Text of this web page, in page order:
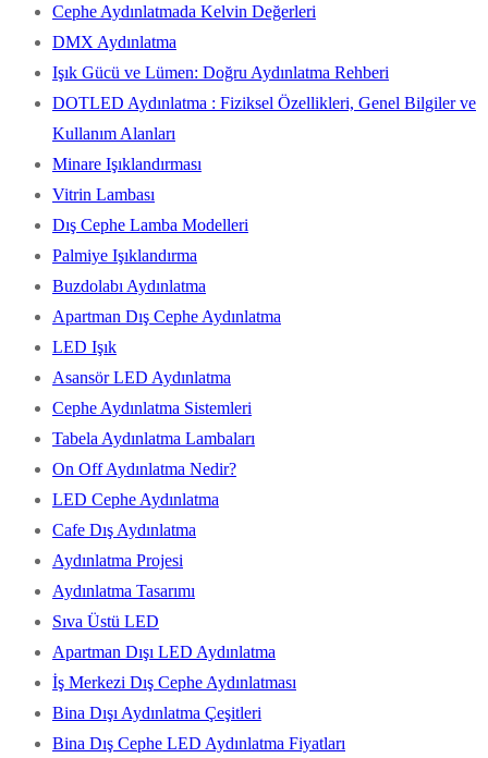
Cephe Aydınlatmada Kelvin Değerleri
DMX Aydınlatma
Işık Gücü ve Lümen: Doğru Aydınlatma Rehberi
DOTLED Aydınlatma : Fiziksel Özellikleri, Genel Bilgiler ve
Kullanım Alanları
Minare Işıklandırması
Vitrin Lambası
Dış Cephe Lamba Modelleri
Palmiye Işıklandırma
Buzdolabı Aydınlatma
Apartman Dış Cephe Aydınlatma
LED Işık
Asansör LED Aydınlatma
Cephe Aydınlatma Sistemleri
Tabela Aydınlatma Lambaları
On Off Aydınlatma Nedir?
LED Cephe Aydınlatma
Cafe Dış Aydınlatma
Aydınlatma Projesi
Aydınlatma Tasarımı
Sıva Üstü LED
Apartman Dışı LED Aydınlatma
İş Merkezi Dış Cephe Aydınlatması
Bina Dışı Aydınlatma Çeşitleri
Bina Dış Cephe LED Aydınlatma Fiyatları